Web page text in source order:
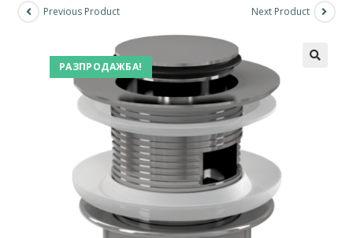
РАЗПРОДАЖБА!
Previous Product Next Product